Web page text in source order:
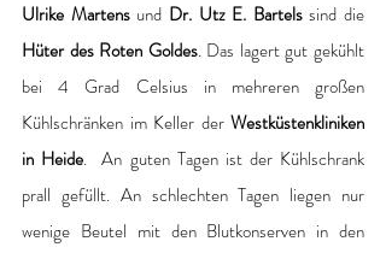
Ulrike Martens und Dr. Utz E. Bartels sind die
Hüter des Roten Goldes. Das lagert gut gekühlt
bei 4 Grad Celsius in mehreren großen
Kühlschränken im Keller der Westküstenkliniken
in Heide.  An guten Tagen ist der Kühlschrank
prall gefüllt. An schlechten Tagen liegen nur
wenige Beutel mit den Blutkonserven in den